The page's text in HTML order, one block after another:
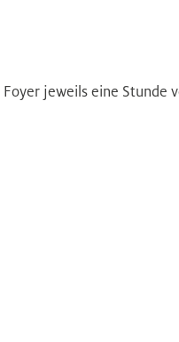
jeweils eine Stunde